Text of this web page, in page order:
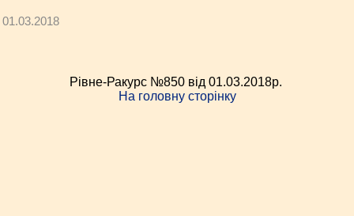
01.03.2018
Рівне-Ракурс №850 від 01.03.2018p.
На головну сторінку